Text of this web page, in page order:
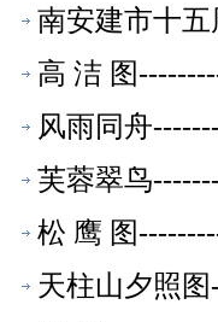
南安建市十
品】
高 洁 图
风雨同舟
芙蓉翠鸟
松 鹰 图
天柱山夕照